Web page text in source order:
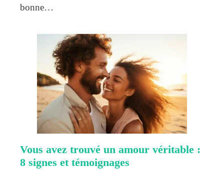
bonne…
Vous avez trouvé un amour véritable :
8 signes et témoignages